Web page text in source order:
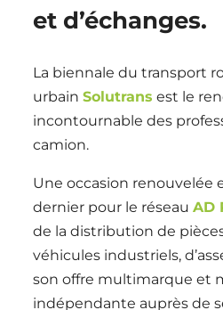
et d’échanges.
La biennale du transport
urbainSolutrans est le
incontournable des
camion.
Une occasion renouvelée
dernier pour le réseauAD
de la distribution de
véhicules industriels,
son offre multimarque et
indépendante auprès de